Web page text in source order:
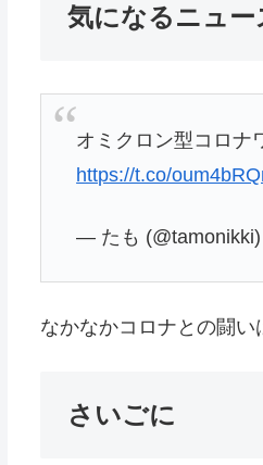
気になるニュー
オミクロン型コロナ
https://t.co/
— たも (@tamonikki)
なかなかコロナとの闘
さいごに